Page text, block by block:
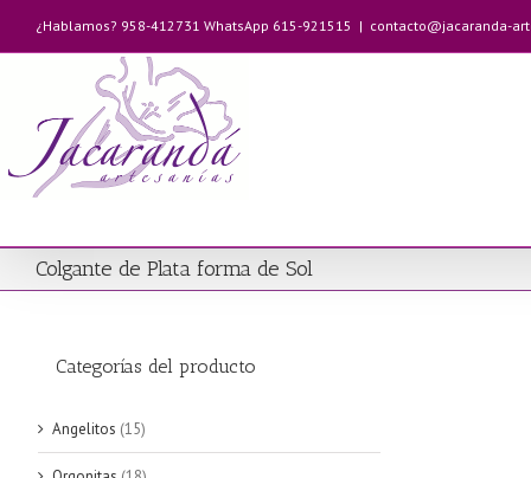
contenido
¿Hablamos? 958-412731 WhatsApp 615-921515 | contacto@jacaranda-
Colgante de Plata forma de Sol
Categorías del producto
Angelitos (15)